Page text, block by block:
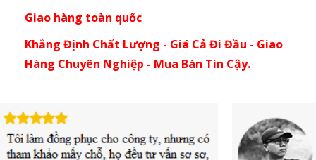
Giao hàng toàn quốc
Khẳng Định Chất Lượng - Giá Cả Đi Đầu - Giao
Hàng Chuyên Nghiệp - Mua Bán Tin Cậy.